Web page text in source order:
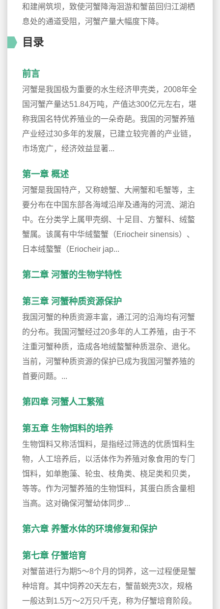
和建闸筑坝，致使河蟹降海洄游和蟹苗回归江湖栖
息处的通道受阻，河蟹产量大幅度下降。
目录
前言
河蟹是我国极为重要的水生经济甲壳类，2008年全
国河蟹产量达51.84万吨，产值达300亿元左右，堪
称我国名特优养殖业的一朵奇葩。我国的河蟹养殖
产业经过30多年的发展，已建立较完善的产业链，
市场宽广，经济效益显著...
第一章 概述
河蟹是我国特产，又称螃蟹、大闸蟹和毛蟹等，主
要分布在中国东部各海域沿岸及通海的河流、湖泊
中。在分类学上属甲壳纲、十足目、方蟹科、绒螯
蟹属。该属有中华绒螯蟹（Eriocheir sinensis）、
日本绒螯蟹（Eriocheir jap...
第二章 河蟹的生物学特性
第三章 河蟹种质资源保护
我国河蟹的种质资源丰富，通江河的沿海均有河蟹
的分布。我国河蟹经过20多年的人工养殖，由于不
注重河蟹种质，造成各地绒螯蟹种质混杂、退化。
当前，河蟹种质资源的保护已成为我国河蟹养殖的
首要问题。...
第四章 河蟹人工繁殖
第五章 生物饵料的培养
生物饵料又称活饵料，是指经过筛选的优质饵料生
物，人工培养后，以活体作为养殖对象食用的专门
饵料，如单胞藻、轮虫、枝角类、桡足类和贝类，
等等。作为河蟹养殖的生物饵料，其蛋白质含量相
当高。这对确保河蟹幼体同步...
第六章 养蟹水体的环境修复和保护
第七章 仔蟹培育
对蟹苗进行为期5～8个月的饲养，这一过程便是蟹
种培育。其中饲养20天左右，蟹苗蜕壳3次，规格
一般达到1.5万～2万只/千克，称为仔蟹培育阶段。